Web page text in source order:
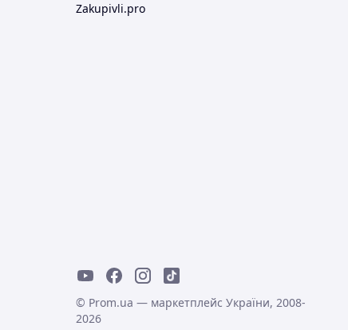
Zakupivli.pro
© Prom.ua — маркетплейс України, 2008-
2026